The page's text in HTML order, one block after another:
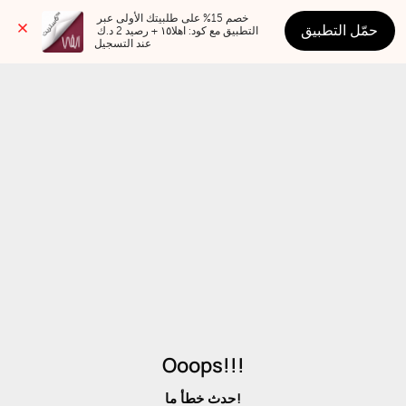
عند التسجيل
حمّل التطبيق
Ooops!!!
حدث خطأ ما!